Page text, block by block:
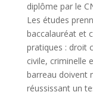
diplôme par le
Les études
baccalauréat et
pratiques : droit
civile, criminelle
barreau doivent
réussissant un